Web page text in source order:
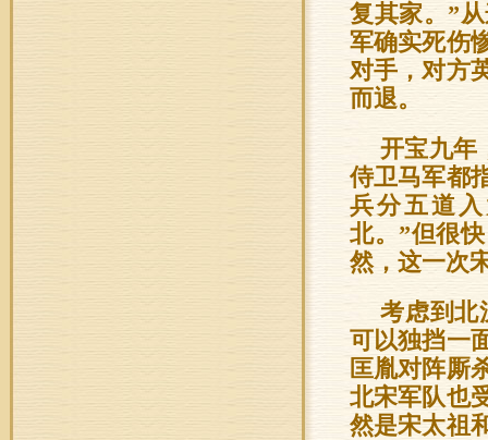
复其家。”
军确实死伤
对手，对方
而退。
开宝九年
侍卫马军都
兵分五道
北。”但很
然，这一次
考虑到北
可以独挡一
匡胤对阵厮
北宋军队也
然是宋太祖